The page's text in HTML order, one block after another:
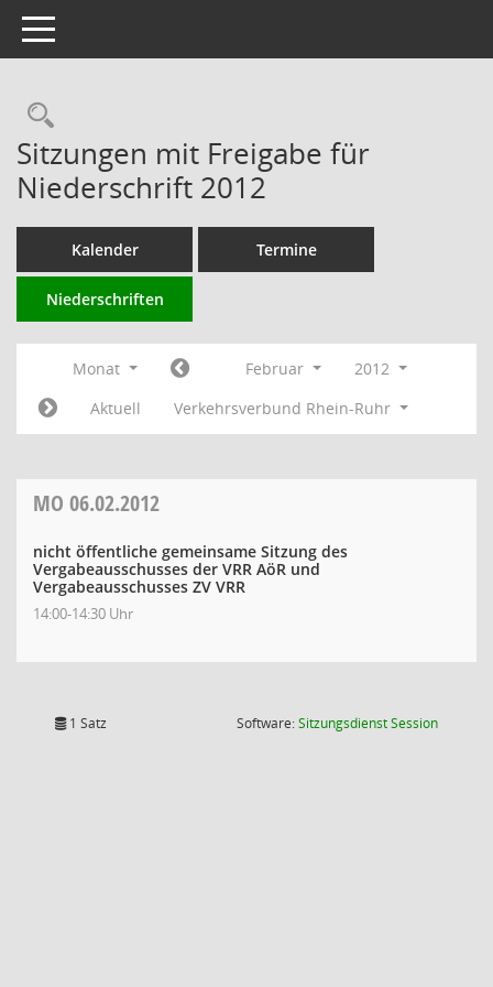
Toggle navigation
Rechercheauswahl
Sitzungen mit Freigabe für
Niederschrift 2012
Kalender Termine
Niederschriften
Monat Februar
2012
Aktuell
Verkehrsverbund Rhein-Ruhr
MO 06.02.2012
nicht öffentliche gemeinsame Sitzung des
Vergabeausschusses der VRR AöR und
Vergabeausschusses ZV VRR
14:00-14:30 Uhr
1 Satz Software:SitzungsdienstSession(Wird in